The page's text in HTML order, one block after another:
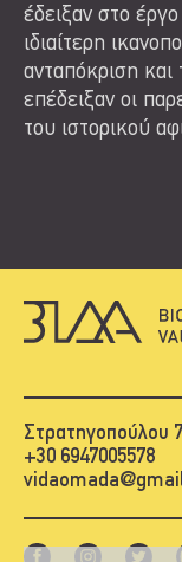
έδειξαν στο
ιδιαίτερη
ανταπόκριση και
επέδειξαν οι
του ιστορικού
Στρατηγοπούλου
+30 6947005578